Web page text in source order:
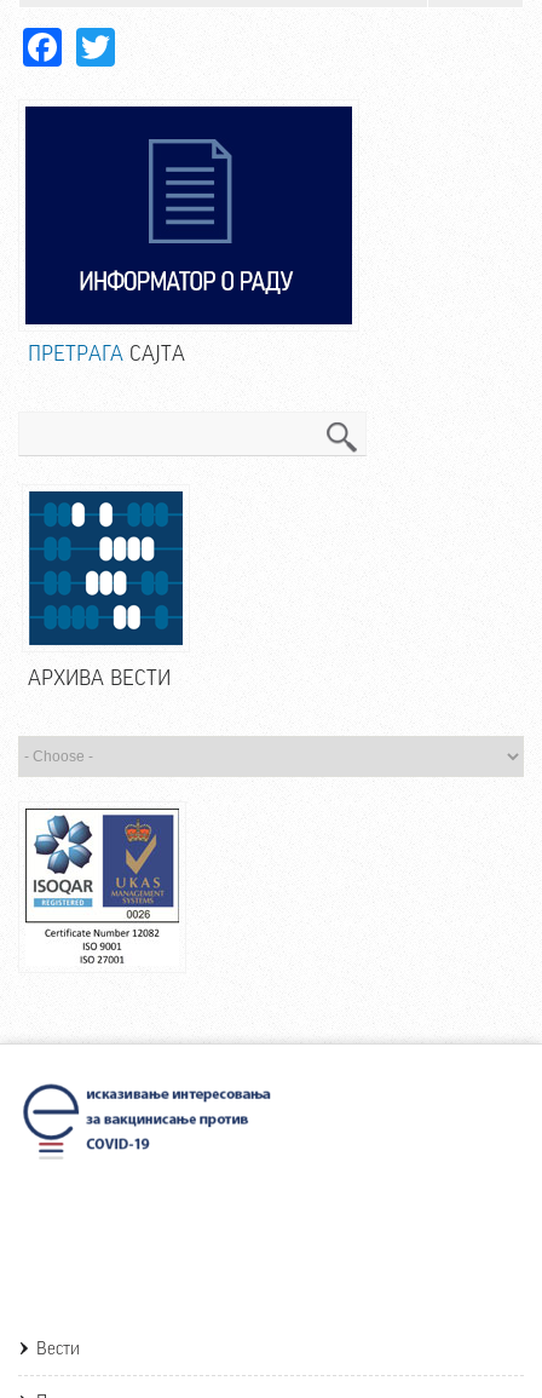
Facebook
Twitter
ПРЕТРАГА САЈТА
АРХИВА ВЕСТИ
Вести